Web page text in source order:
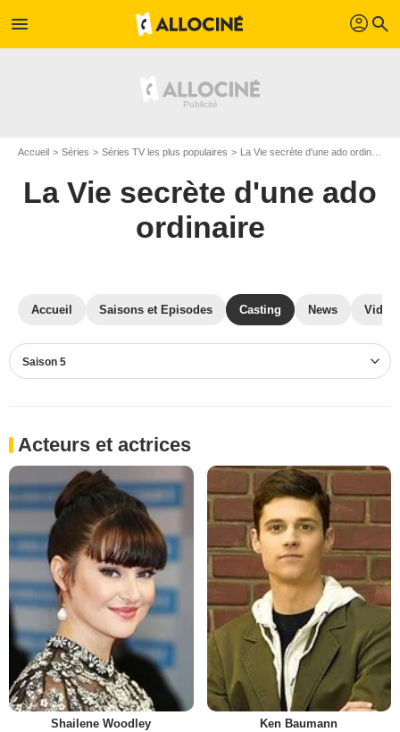
menu profil search
Accueil Séries Séries TV les plus populaires La Vie secrète d'une ado ordinaire
La Vie secrète d'une ado
ordinaire
Accueil Saisons et Episodes Casting News
Saison 5
Acteurs et actrices
Shailene Woodley Ken Baumann